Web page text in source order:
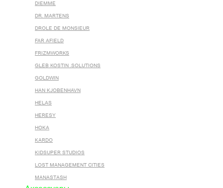
DIEMME
DR. MARTENS
DROLE DE MONSIEUR
FAR AFIELD
FRIZMWORKS
GLEB KOSTIN .SOLUTIONS
GOLDWIN
HAN KJOBENHAVN
HELAS
HERESY
HOKA
KARDO
KIDSUPER STUDIOS
LOST MANAGEMENT CITIES
MANASTASH